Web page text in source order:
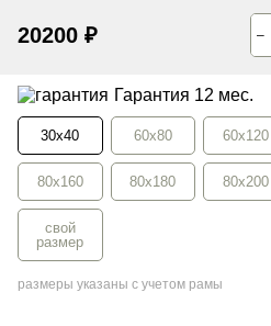
20200 ₽ –
Гарантия 12 мес.
30x40 60x80 60x120
80x160 80x180 80x200
свой
размер
размеры указаны с учетом рамы